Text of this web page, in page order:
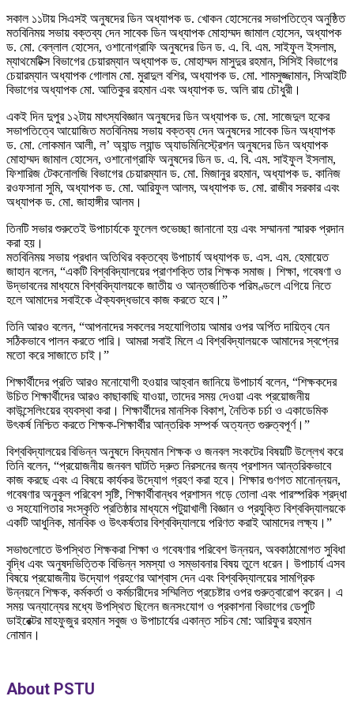
সকাল ১১টায় সিএসই অনুষদের ডিন অধ্যাপক ড. খোকন হোসেনের সভাপতিত্বে অনুষ্ঠিত
মতবিনিময় সভায় বক্তব্য দেন সাবেক ডিন অধ্যাপক মোহাম্মদ জামাল হোসেন, অধ্যাপক
ড. মো. বেল্লাল হোসেন, ওশানোগ্রাফি অনুষদের ডিন ড. এ. বি. এম. সাইফুল ইসলাম,
ম্যাথমেটিক্স বিভাগের চেয়ারম্যান অধ্যাপক ড. মোহাম্মদ মাসুদুর রহমান, সিসিই বিভাগের
চেয়ারম্যান অধ্যাপক গোলাম মো. মুরাদুল বশির, অধ্যাপক ড. মো. শামসুজ্জামান, সিআইটি
বিভাগের অধ্যাপক মো. আতিকুর রহমান এবং অধ্যাপক ড. অলি রায় চৌধুরী।
একই দিন দুপুর ১২টায় মাৎস্যবিজ্ঞান অনুষদের ডিন অধ্যাপক ড. মো. সাজেদুল হকের
সভাপতিত্বে আয়োজিত মতবিনিময় সভায় বক্তব্য দেন অনুষদের সাবেক ডিন অধ্যাপক
ড. মো. লোকমান আলী, ল’ অ্যান্ড ল্যান্ড অ্যাডমিনিস্ট্রেশন অনুষদের ডিন অধ্যাপক
মোহাম্মদ জামাল হোসেন, ওশানোগ্রাফি অনুষদের ডিন ড. এ. বি. এম. সাইফুল ইসলাম,
ফিশারিজ টেকনোলজি বিভাগের চেয়ারম্যান ড. মো. মিজানুর রহমান, অধ্যাপক ড. কানিজ
রওফসানা সুমি, অধ্যাপক ড. মো. আরিফুল আলম, অধ্যাপক ড. মো. রাজীব সরকার এবং
অধ্যাপক ড. মো. জাহাঙ্গীর আলম।
তিনটি সভার শুরুতেই উপাচার্যকে ফুলেল শুভেচ্ছা জানানো হয় এবং সম্মাননা স্মারক প্রদান
করা হয়।
মতবিনিময় সভায় প্রধান অতিথির বক্তব্যে উপাচার্য অধ্যাপক ড. এস. এম. হেমায়েত
জাহান বলেন, “একটি বিশ্ববিদ্যালয়ের প্রাণশক্তি তার শিক্ষক সমাজ। শিক্ষা, গবেষণা ও
উদ্ভাবনের মাধ্যমে বিশ্ববিদ্যালয়কে জাতীয় ও আন্তর্জাতিক পরিমণ্ডলে এগিয়ে নিতে
হলে আমাদের সবাইকে ঐক্যবদ্ধভাবে কাজ করতে হবে।”
তিনি আরও বলেন, “আপনাদের সকলের সহযোগিতায় আমার ওপর অর্পিত দায়িত্ব যেন
সঠিকভাবে পালন করতে পারি। আমরা সবাই মিলে এ বিশ্ববিদ্যালয়কে আমাদের স্বপ্নের
মতো করে সাজাতে চাই।”
শিক্ষার্থীদের প্রতি আরও মনোযোগী হওয়ার আহ্বান জানিয়ে উপাচার্য বলেন, “শিক্ষকদের
উচিত শিক্ষার্থীদের আরও কাছাকাছি যাওয়া, তাদের সময় দেওয়া এবং প্রয়োজনীয়
কাউন্সেলিংয়ের ব্যবস্থা করা। শিক্ষার্থীদের মানসিক বিকাশ, নৈতিক চর্চা ও একাডেমিক
উৎকর্ষ নিশ্চিত করতে শিক্ষক-শিক্ষার্থীর আন্তরিক সম্পর্ক অত্যন্ত গুরুত্বপূর্ণ।”
বিশ্ববিদ্যালয়ের বিভিন্ন অনুষদে বিদ্যমান শিক্ষক ও জনবল সংকটের বিষয়টি উল্লেখ করে
তিনি বলেন, “প্রয়োজনীয় জনবল ঘাটতি দ্রুত নিরসনের জন্য প্রশাসন আন্তরিকভাবে
কাজ করছে এবং এ বিষয়ে কার্যকর উদ্যোগ গ্রহণ করা হবে। শিক্ষার গুণগত মানোন্নয়ন,
গবেষণার অনুকূল পরিবেশ সৃষ্টি, শিক্ষার্থীবান্ধব প্রশাসন গড়ে তোলা এবং পারস্পরিক শ্রদ্ধা
ও সহযোগিতার সংস্কৃতি প্রতিষ্ঠার মাধ্যমে পটুয়াখালী বিজ্ঞান ও প্রযুক্তি বিশ্ববিদ্যালয়কে
একটি আধুনিক, মানবিক ও উৎকর্ষতার বিশ্ববিদ্যালয়ে পরিণত করাই আমাদের লক্ষ্য।”
সভাগুলোতে উপস্থিত শিক্ষকরা শিক্ষা ও গবেষণার পরিবেশ উন্নয়ন, অবকাঠামোগত সুবিধা
বৃদ্ধি এবং অনুষদভিত্তিক বিভিন্ন সমস্যা ও সম্ভাবনার বিষয় তুলে ধরেন। উপাচার্য এসব
বিষয়ে প্রয়োজনীয় উদ্যোগ গ্রহণের আশ্বাস দেন এবং বিশ্ববিদ্যালয়ের সামগ্রিক
উন্নয়নে শিক্ষক, কর্মকর্তা ও কর্মচারীদের সম্মিলিত প্রচেষ্টার ওপর গুরুত্বারোপ করেন। এ
সময় অন্যান্যের মধ্যে উপস্থিত ছিলেন জনসংযোগ ও প্রকাশনা বিভাগের ডেপুটি
ডাইরেক্টর মাহফুজুর রহমান সবুজ ও উপাচার্যের একান্ত সচিব মো: আরিফুর রহমান
নোমান।
About PSTU